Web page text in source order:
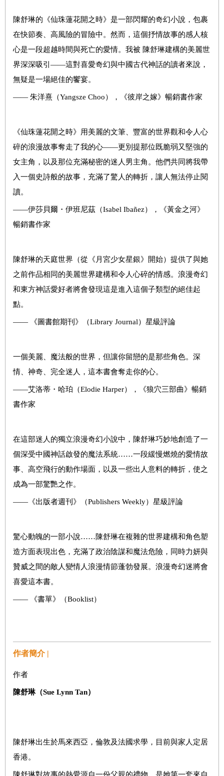
陳舒琳的《仙珠蓮花開之時》是一部閃耀的奇幻小說，包裹
在快節奏、高風險的冒險中。然而，這個抒情故事的感人核
心是一段超越時間與死亡的愛情。我被 陳舒琳建構的美麗世
界深深吸引——這對喜愛奇幻與中國古代神話的讀者來說，
無疑是一場絕佳的饗宴。
—— 朱洋熹（Yangsze Choo），《彼岸之嫁》暢銷書作家
《仙珠蓮花開之時》用美麗的文筆、豐富的世界觀和令人心
碎的浪漫故事奪走了我的心——更別提那位既脆弱又堅強的
女主角，以及那位充滿秘密的迷人男主角。他們共同將我帶
入一個史詩般的故事，充滿了驚人的轉折，讓人無法停止閱
讀。
——伊莎貝爾・伊班尼茲（Isabel Ibañez），《黃金之河》
暢銷書作家
陳舒琳的天庭世界（從《月宮少女星銀》開始）提供了與她
之前作品相同的美麗世界建構和令人心碎的情感。浪漫奇幻
和東方神話愛好者將會發現這是進入這個子類型的絕佳起
點。
—— 《圖書館期刊》（Library Journal）星級評論
一個美麗、魔法般的世界，但讓你留戀的是那些角色。深
情、神奇、完全迷人，這本書會奪走你的心。
——艾洛蒂・哈珀（Elodie Harper），《狼穴三部曲》暢銷
書作家
在這部迷人的獨立浪漫奇幻小說中，陳舒琳巧妙地創造了一
個深受中國神話啟發的魔法系統……一段緩慢燃燒的愛情故
事、高空飛行的動作場面，以及一些出人意料的轉折，使之
成為一部驚艷之作。
——《出版者週刊》（Publishers Weekly）星級評論
驚心動魄的一部小說……陳舒琳在複雜的世界建構和角色塑
造方面表現出色，充滿了政治陰謀和魔法危險，同時力妍與
贊威之間的敵人變情人浪漫情節蓬勃發展。浪漫奇幻迷將會
喜愛這本書。
—— 《書單》（Booklist）
作者簡介 |
作者
陳舒琳（Sue Lynn Tan）
陳舒琳出生於馬來西亞，倫敦及法國求學，目前與家人定居
香港。
陳舒琳對故事的熱愛源自一份父親的禮物，是她第一套來自